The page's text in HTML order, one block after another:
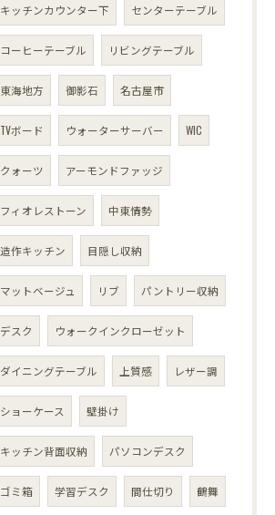
キッチンカウンター下 センターテーブル
コーヒーテーブル リビングテーブル
東海地方 御影石 名古屋市
TVボード ウォーターサーバー WIC
クォーツ アーモンドファッジ
フィオレストーン 中東情勢
造作キッチン 目隠し収納
マットベージュ リブ パントリー収納
デスク ウォークインクローゼット
ダイニングテーブル 上質感 レザー調
ショーケース 壁掛け
キッチン背面収納 パソコンデスク
ゴミ箱 学習デスク 間仕切り 鶴舞